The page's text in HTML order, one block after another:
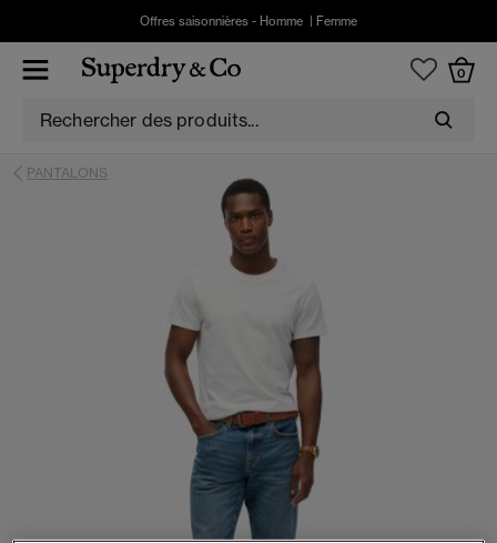
Offres saisonnières - Homme Femme
0
PANTALONS